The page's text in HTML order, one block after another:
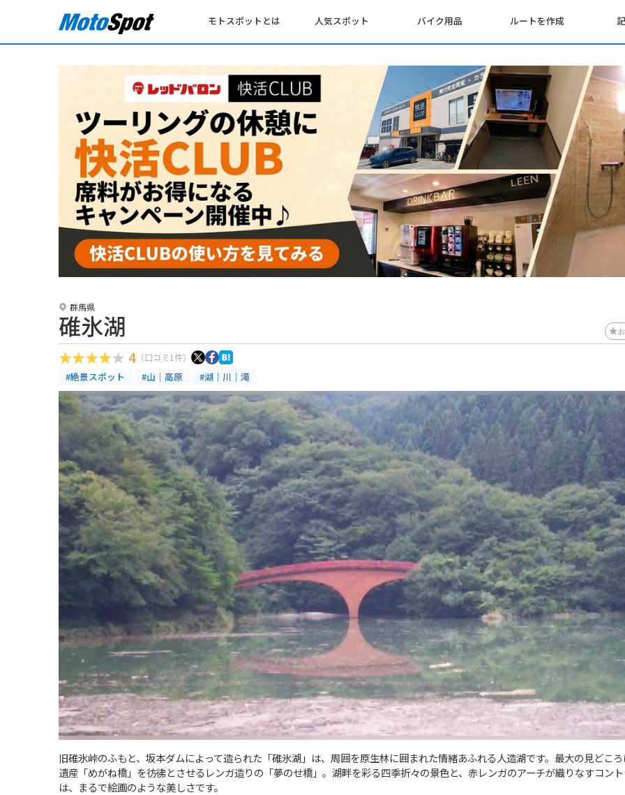
モトスポットとは 人気スポット バイク用品 ルートを作成
群馬県
碓氷湖
4 （口コミ1件）
#絶景スポット #山｜高原 #湖｜川｜滝
旧碓氷峠のふもと、坂本ダムによって造られた「碓氷湖」は、周囲を原生林に囲まれた情緒あふれる人造湖です。最大の見どこ
遺産「めがね橋」を彷彿とさせるレンガ造りの「夢のせ橋」。湖畔を彩る四季折々の景色と、赤レンガのアーチが織りなすコン
は、まるで絵画のような美しさです。